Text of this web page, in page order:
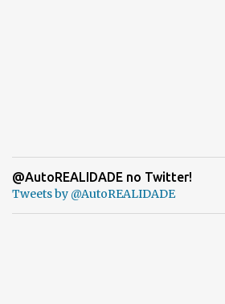
@AutoREALIDADE no Twitter!
Tweets by @AutoREALIDADE